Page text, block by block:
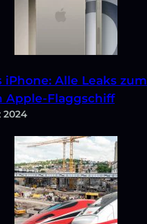
iPhone: Alle Leaks zum
Apple-Flaggschiff
2024